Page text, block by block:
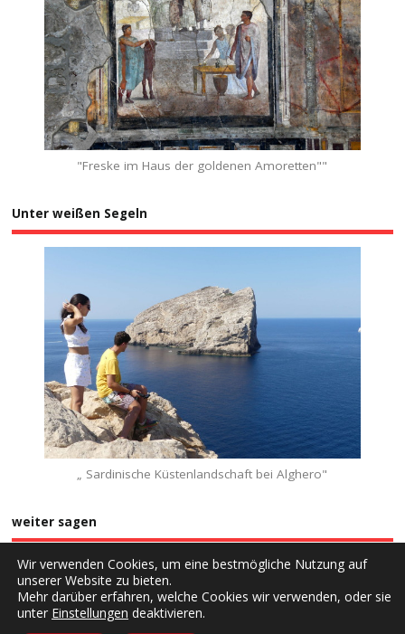
"Freske im Haus der goldenen Amoretten""
Unter weißen Segeln
„ Sardinische Küstenlandschaft bei Alghero"
weiter sagen
Wir verwenden Cookies, um eine bestmögliche Nutzung auf
unserer Website zu bieten.
Mehr darüber erfahren, welche Cookies wir verwenden, oder sie
unter Einstellungen deaktivieren.